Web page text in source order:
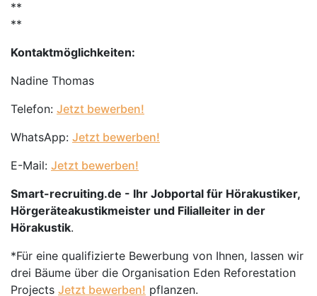
**
**
Kontaktmöglichkeiten:
Nadine Thomas
Telefon: Jetzt bewerben!
WhatsApp: Jetzt bewerben!
E-Mail: Jetzt bewerben!
Smart-recruiting.de - Ihr Jobportal für Hörakustiker,
Hörgeräteakustikmeister und Filialleiter in der
Hörakustik.
*Für eine qualifizierte Bewerbung von Ihnen, lassen wir
drei Bäume über die Organisation Eden Reforestation
Projects Jetzt bewerben! pflanzen.